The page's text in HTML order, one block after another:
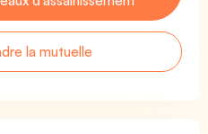
la mutuelle